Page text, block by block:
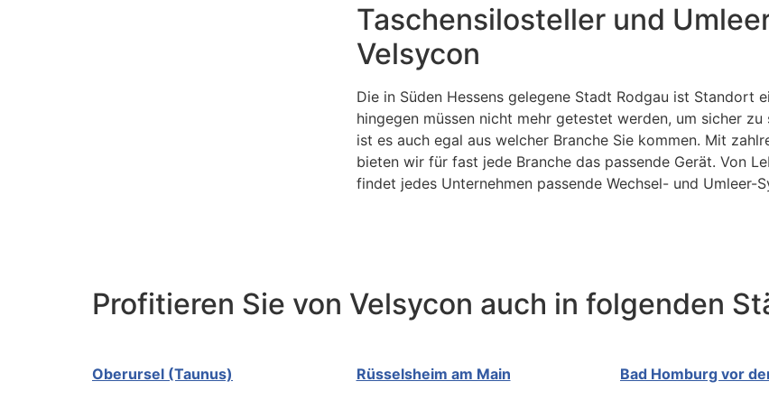
Taschensilosteller und
Velsycon
Die in Süden Hessens gelegene Stadt Rodgau ist Standort
hingegen müssen nicht mehr getestet werden, um sicher
ist es auch egal aus welcher Branche Sie kommen. Mit
bieten wir für fast jede Branche das passende Gerät. Von
findet jedes Unternehmen passende Wechsel- und Umleer-
Profitieren Sie von Velsycon auch in folgenden
Oberursel (Taunus) Rüsselsheim am Main Bad Homburg vor